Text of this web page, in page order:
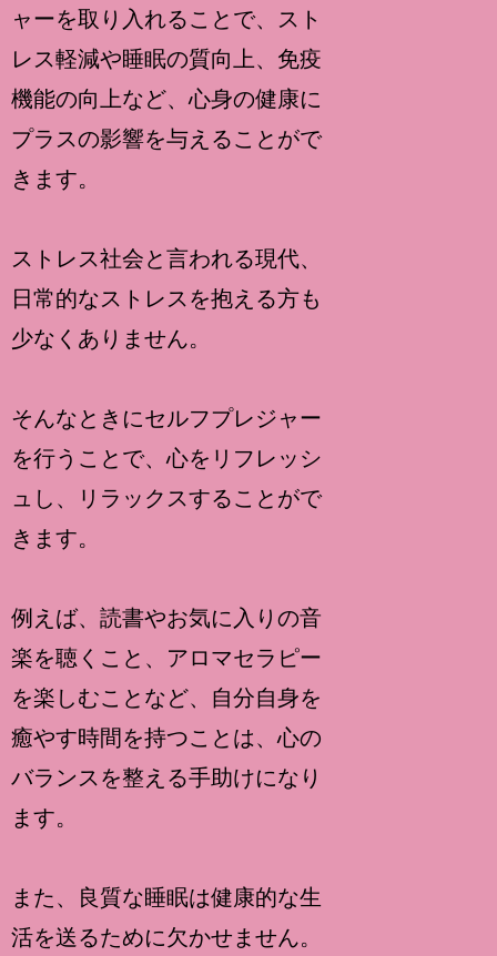
ャーを取り入れることで、スト
レス軽減や睡眠の質向上、免疫
機能の向上など、心身の健康に
プラスの影響を与えることがで
きます。
ストレス社会と言われる現代、
日常的なストレスを抱える方も
少なくありません。
そんなときにセルフプレジャー
を行うことで、心をリフレッシ
ュし、リラックスすることがで
きます。
例えば、読書やお気に入りの音
楽を聴くこと、アロマセラピー
を楽しむことなど、自分自身を
癒やす時間を持つことは、心の
バランスを整える手助けになり
ます。
また、良質な睡眠は健康的な生
活を送るために欠かせません。